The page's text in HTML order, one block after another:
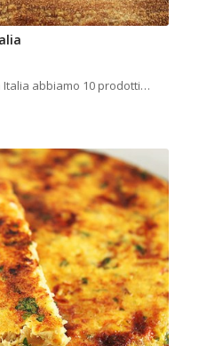
Italia abbiamo 10 prodotti…